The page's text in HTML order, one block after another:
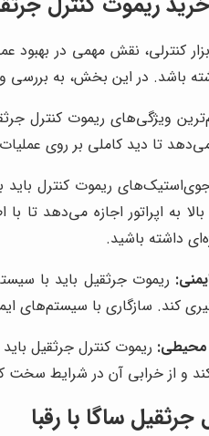
کنترلی، نقش مهمی در بهبود
باشد. در این بخش، به
ویژگی‌های ریموت کنترل
می‌دهد تا دید کاملی بر روی
ریموت کنترل باید
به اپراتور اجازه می‌دهد
داشته باشید.
ریموت جرثقیل باید با
کند. سازگاری با سیستم‌های
محیطی: ریموت کنترل جرثقیل
و از خرابی آن در شرایط سخت
ساگا با رقبا